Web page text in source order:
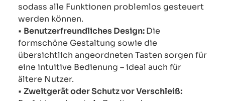
sodass alle Funktionen problemlos gesteuert
werden können.
• Benutzerfreundliches Design:Die
formschöne Gestaltung sowie die
übersichtlich angeordneten Tasten sorgen für
eine intuitive Bedienung – ideal auch für
ältere Nutzer.
• Zweitgerät oder Schutz vor Verschleiß: